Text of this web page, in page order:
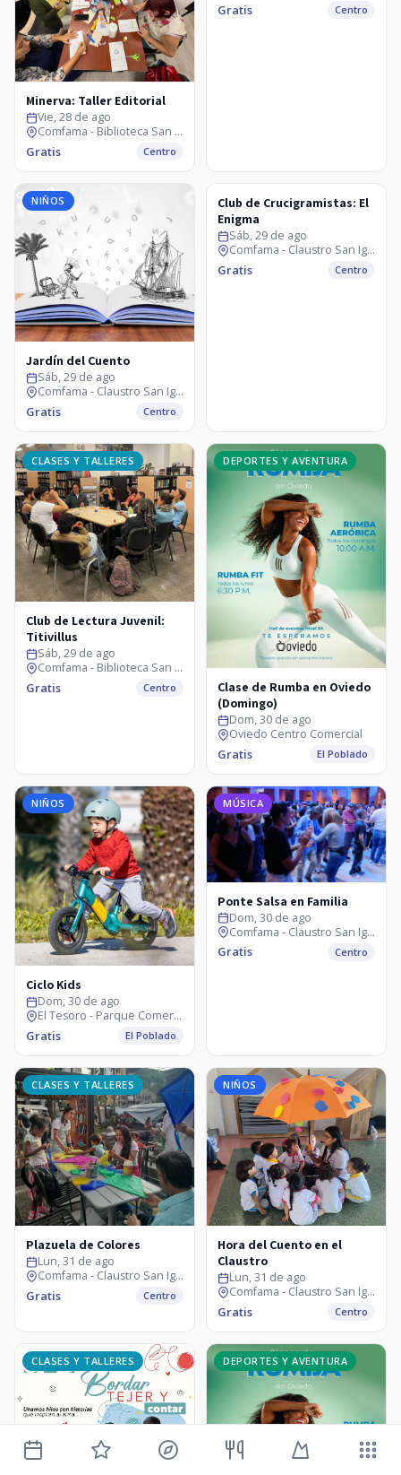
Minerva: Taller Editorial
Vie, 28 de ago
Comfama - Biblioteca San Ignacio
Gratis Centro
Gratis Centro
NIÑOS
Jardín del Cuento
Sáb, 29 de ago
Comfama - Claustro San Ignacio
Gratis Centro
CLASES Y TALLERES
Club de Crucigramistas: El
Enigma
Sáb, 29 de ago
Comfama - Claustro San Ignacio
Gratis Centro
CLASES Y TALLERES
Club de Lectura Juvenil:
Titivillus
Sáb, 29 de ago
Comfama - Biblioteca San Ignacio
Gratis Centro
DEPORTES Y AVENTURA
Clase de Rumba en Oviedo
(Domingo)
Dom, 30 de ago
Oviedo Centro Comercial
Gratis El Poblado
NIÑOS
Ciclo Kids
Dom, 30 de ago
El Tesoro - Parque Comercial
Gratis El Poblado
MÚSICA
Ponte Salsa en Familia
Dom, 30 de ago
Comfama - Claustro San Ignacio
Gratis Centro
CLASES Y TALLERES
Plazuela de Colores
Lun, 31 de ago
Comfama - Claustro San Ignacio
Gratis Centro
NIÑOS
Hora del Cuento en el
Claustro
Lun, 31 de ago
Comfama - Claustro San Ignacio
Gratis Centro
CLASES Y TALLERES DEPORTES Y AVENTURA